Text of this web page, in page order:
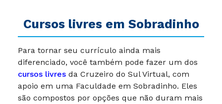
Cursos livres em Sobradinho
Para tornar seu currículo ainda mais
diferenciado, você também pode fazer um dos
cursos livres da Cruzeiro do Sul Virtual, com
apoio em uma Faculdade em Sobradinho. Eles
são compostos por opções que não duram mais